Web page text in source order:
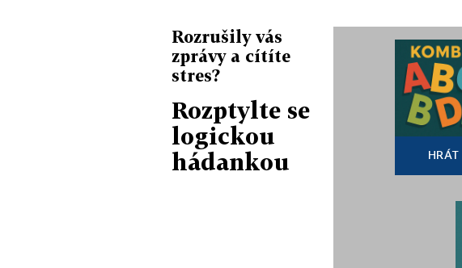
Rozrušily vás
zprávy a cítíte
stres?
Rozptylte se
logickou
hádankou
HRÁT